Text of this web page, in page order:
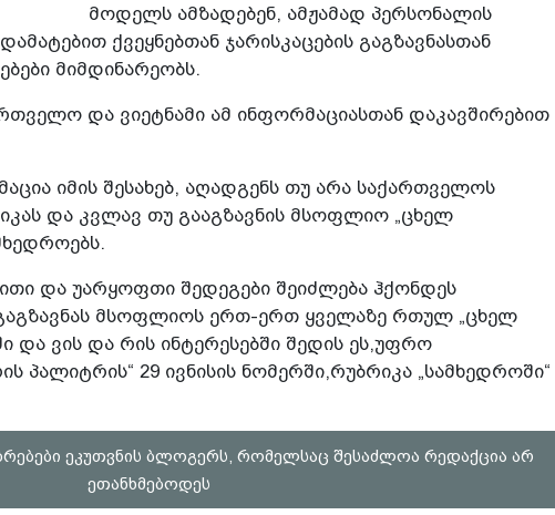
მოდელს ამზადებენ, ამჟამად პერსონალის
ქვეყნებთან ჯარისკაცების გაგზავნასთან
მიმდინარეობს.
და ვიეტნამი ამ ინფორმაციასთან დაკავშირებით
იმის შესახებ, აღადგენს თუ არა საქართველოს
და კვლავ თუ გააგზავნის მსოფლიო „ცხელ
და უარყოფთი შედეგები შეიძლება ჰქონდეს
მსოფლიოს ერთ-ერთ ყველაზე რთულ „ცხელ
და ვის და რის ინტერესებში შედის ეს,უფრო
პალიტრის“ 29 ივნისის ნომერში,რუბრიკა „სამხედროში“
ეკუთვნის ბლოგერს, რომელსაც შესაძლოა რედაქცია არ
ეთანხმებოდეს